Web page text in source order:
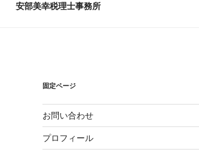
安部美幸税理士事務所
固定ページ
お問い合わせ
プロフィール